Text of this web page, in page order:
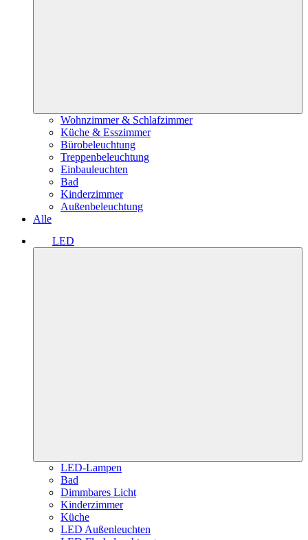
Wohnzimmer & Schlafzimmer
Küche & Esszimmer
Bürobeleuchtung
Treppenbeleuchtung
Einbauleuchten
Bad
Kinderzimmer
Außenbeleuchtung
Alle
LED
LED-Lampen
Bad
Dimmbares Licht
Kinderzimmer
Küche
LED Außenleuchten